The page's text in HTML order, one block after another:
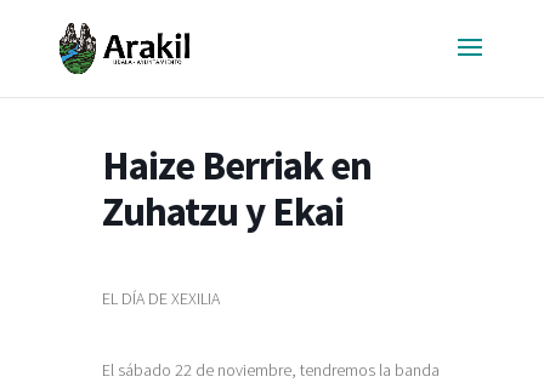
Haize Berriak en
Zuhatzu y Ekai
EL DÍA DE XEXILIA
El sábado 22 de noviembre, tendremos la banda